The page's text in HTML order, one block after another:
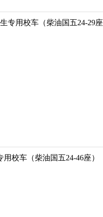
专用校车（柴油国五24-29
校车（柴油国五24-46座）